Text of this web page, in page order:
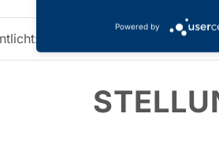
17.03.2023
Powered by